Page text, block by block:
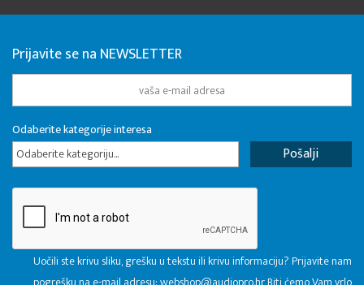
Prijavite se na NEWSLETTER
Odaberite kategorije interesa
Odaberite kategoriju...
Uočili ste krivu sliku, grešku u tekstu ili krivu informaciju? Prijavite nam